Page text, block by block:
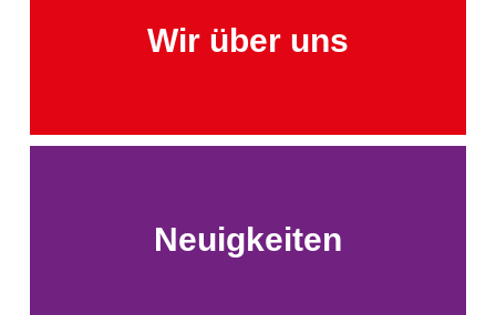
Wir über uns
Neuigkeiten